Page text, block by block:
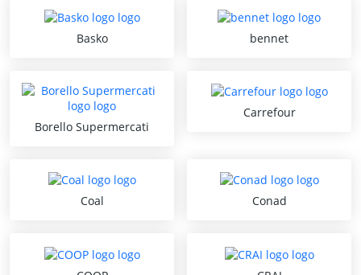
Basko bennet
Borello Supermercati
Carrefour
Coal Conad